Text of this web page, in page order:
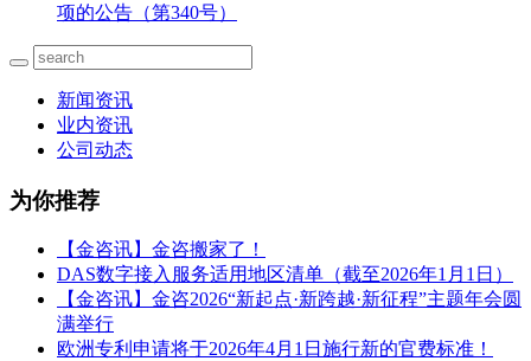
项的公告（第340号）
新闻资讯
业内资讯
公司动态
为你推荐
【金咨讯】金咨搬家了！
DAS数字接入服务适用地区清单（截至2026年1月1日）
【金咨讯】金咨2026“新起点·新跨越·新征程”主题年会圆
满举行
欧洲专利申请将于2026年4月1日施行新的官费标准！